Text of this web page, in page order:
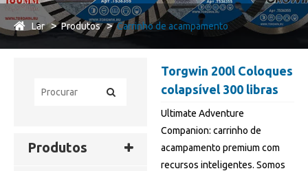
Lar Produtos Carrinho de acampamento
Produtos
Torgwin 200l Coloques
colapsível 300 libras
Ultimate Adventure
Companion: carrinho de
acampamento premium com
recursos inteligentes. Somos